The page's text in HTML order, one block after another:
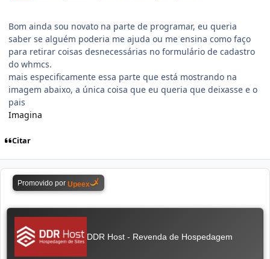
Bom ainda sou novato na parte de programar, eu queria
saber se alguém poderia me ajuda ou me ensina como faço
para retirar coisas desnecessárias no formulário de cadastro
do whmcs.
mais especificamente essa parte que está mostrando na
imagem abaixo, a única coisa que eu queria que deixasse e o
pais
Imagina
Citar